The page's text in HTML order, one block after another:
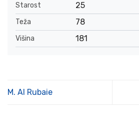
Starost 25
Teža 78
Višina 181
M. Al Rubaie